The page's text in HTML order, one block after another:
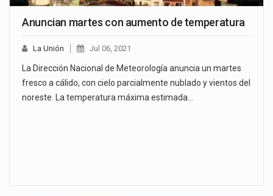
Anuncian martes con aumento de temperatura
La Unión Jul 06, 2021
La Dirección Nacional de Meteorología anuncia un martes
fresco a cálido, con cielo parcialmente nublado y vientos del
noreste. La temperatura máxima estimada…